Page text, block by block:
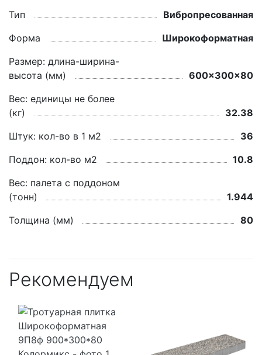
Тип
Вибропресованная
Форма
Широкоформатная
Размер: длина-ширина-
высота (мм)
600x300x80
Вес: единицы не более
(кг)
32.38
Штук: кол-во в 1 м2
36
Поддон: кол-во м2
10.8
Вес: палета с поддоном
(тонн)
1.944
Толщина (мм)
80
Рекомендуем